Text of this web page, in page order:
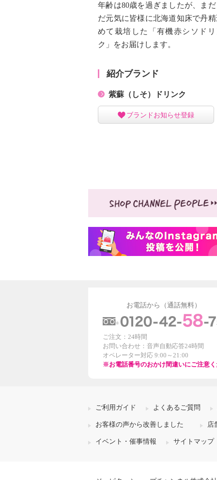
年齢は80歳を過ぎましたが、まだ
だ元気に皆様に北海道知床で丹精
めて栽培した「有機赤シソドリ
ク」をお届けします。
紹介ブランド
紫蘇（しそ）ドリンク
ブランドお知らせ登録
お電話から（通話無料）
ご注文：24時間
お問い合わせ：音声自動応答24時間
オペレーター対応 9:00～21:00
※お電話番号のおかけ間違いにご注意く
ご利用ガイド よくあるご質問
お客様の声から改善しました 店
イベント・催事情報 サイトマップ